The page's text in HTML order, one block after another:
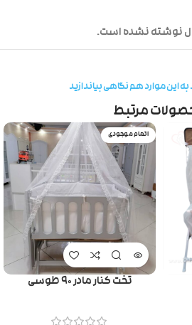
نوشته نشده است.
این موارد هم نگاهی بیاندازید
مرتبط
اتمام موجودی
تخت کنار مادر ۹۰ طوسی